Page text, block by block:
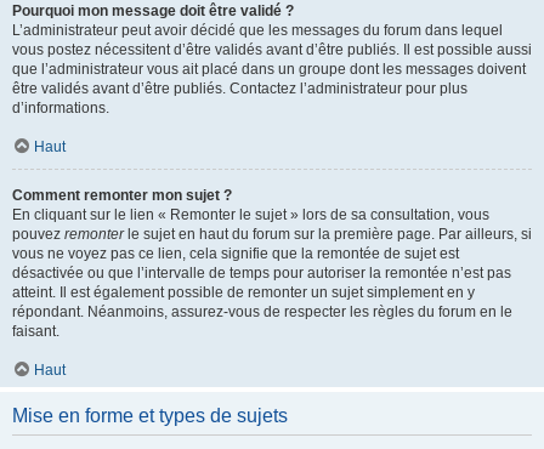
Pourquoi mon message doit être validé ?
L’administrateur peut avoir décidé que les messages du forum dans lequel
vous postez nécessitent d’être validés avant d’être publiés. Il est possible aussi
que l’administrateur vous ait placé dans un groupe dont les messages doivent
être validés avant d’être publiés. Contactez l’administrateur pour plus
d’informations.
Haut
Comment remonter mon sujet ?
En cliquant sur le lien « Remonter le sujet » lors de sa consultation, vous
pouvez remonterle sujet en haut du forum sur la première page. Par ailleurs, si
vous ne voyez pas ce lien, cela signifie que la remontée de sujet est
désactivée ou que l’intervalle de temps pour autoriser la remontée n’est pas
atteint. Il est également possible de remonter un sujet simplement en y
répondant. Néanmoins, assurez-vous de respecter les règles du forum en le
faisant.
Haut
Mise en forme et types de sujets